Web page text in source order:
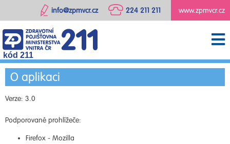
www.zpmvcr.cz
224 211 211
info@zpmvcr.cz
kód 211
O aplikaci
Verze: 3.0
Podporované prohlížeče:
Firefox - Mozilla